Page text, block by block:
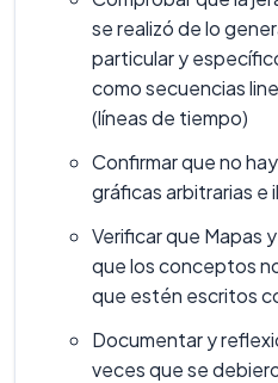
se realizó de lo
particular y
como secuencias
(líneas de tiempo)
Confirmar que no
gráficas arbitrarias e
Verificar que Mapas
que los conceptos
que estén escritos
Documentar y
veces que se